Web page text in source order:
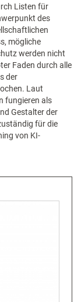
Listen für
des
mögliche
werden nicht
Faden durch alle
der
Laut
fungieren als
Gestalter der
für die
von KI-